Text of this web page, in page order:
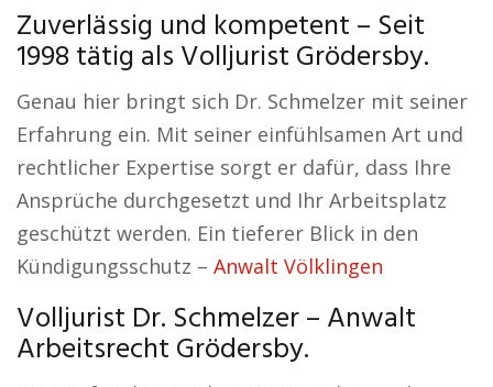
Zuverlässig und kompetent – Seit
1998 tätig als Volljurist Grödersby.
Genau hier bringt sich Dr. Schmelzer mit seiner
Erfahrung ein. Mit seiner einfühlsamen Art und
rechtlicher Expertise sorgt er dafür, dass Ihre
Ansprüche durchgesetzt und Ihr Arbeitsplatz
geschützt werden. Ein tieferer Blick in den
Kündigungsschutz – Anwalt Völklingen
Volljurist Dr. Schmelzer – Anwalt
Arbeitsrecht Grödersby.